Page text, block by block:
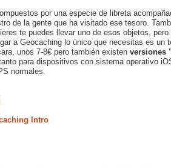
por una especie de libreta
de la gente que ha visitado ese tesoro.
te puedes llevar uno de esos objetos, pero
a Geocaching lo único que necesitas es
unos 7-8€ pero también existen versiones
para dispositivos con sistema operativo
normales.
Intro